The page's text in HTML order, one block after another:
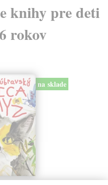
knihy pre deti
rokov
na sklade